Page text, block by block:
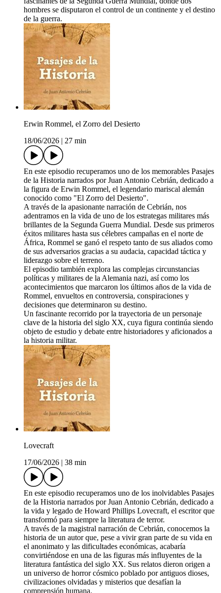
hombres se disputaron el control de un continente y el destino
de la guerra.
Erwin Rommel, el Zorro del Desierto
18/06/2026
27 min
En este episodio recuperamos uno de los memorables Pasajes
de la Historia narrados por Juan Antonio Cebrián, dedicado a
la figura de Erwin Rommel, el legendario mariscal alemán
conocido como "El Zorro del Desierto".
A través de la apasionante narración de Cebrián, nos
adentramos en la vida de uno de los estrategas militares más
brillantes de la Segunda Guerra Mundial. Desde sus primeros
éxitos militares hasta sus célebres campañas en el norte de
África, Rommel se ganó el respeto tanto de sus aliados como
de sus adversarios gracias a su audacia, capacidad táctica y
liderazgo sobre el terreno.
El episodio también explora las complejas circunstancias
políticas y militares de la Alemania nazi, así como los
acontecimientos que marcaron los últimos años de la vida de
Rommel, envueltos en controversia, conspiraciones y
decisiones que determinaron su destino.
Un fascinante recorrido por la trayectoria de un personaje
clave de la historia del siglo XX, cuya figura continúa siendo
objeto de estudio y debate entre historiadores y aficionados a
la historia militar.
Lovecraft
17/06/2026
38 min
En este episodio recuperamos uno de los inolvidables Pasajes
de la Historia narrados por Juan Antonio Cebrián, dedicado a
la vida y legado de Howard Phillips Lovecraft, el escritor que
transformó para siempre la literatura de terror.
A través de la magistral narración de Cebrián, conocemos la
historia de un autor que, pese a vivir gran parte de su vida en
el anonimato y las dificultades económicas, acabaría
convirtiéndose en una de las figuras más influyentes de la
literatura fantástica del siglo XX. Sus relatos dieron origen a
un universo de horror cósmico poblado por antiguos dioses,
civilizaciones olvidadas y misterios que desafían la
comprensión humana.